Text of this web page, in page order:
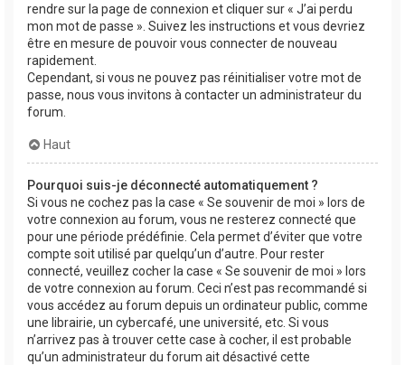
rendre sur la page de connexion et cliquer sur « J’ai perdu
mon mot de passe ». Suivez les instructions et vous devriez
être en mesure de pouvoir vous connecter de nouveau
rapidement.
Cependant, si vous ne pouvez pas réinitialiser votre mot de
passe, nous vous invitons à contacter un administrateur du
forum.
Haut
Pourquoi suis-je déconnecté automatiquement ?
Si vous ne cochez pas la case « Se souvenir de moi » lors de
votre connexion au forum, vous ne resterez connecté que
pour une période prédéfinie. Cela permet d’éviter que votre
compte soit utilisé par quelqu’un d’autre. Pour rester
connecté, veuillez cocher la case « Se souvenir de moi » lors
de votre connexion au forum. Ceci n’est pas recommandé si
vous accédez au forum depuis un ordinateur public, comme
une librairie, un cybercafé, une université, etc. Si vous
n’arrivez pas à trouver cette case à cocher, il est probable
qu’un administrateur du forum ait désactivé cette